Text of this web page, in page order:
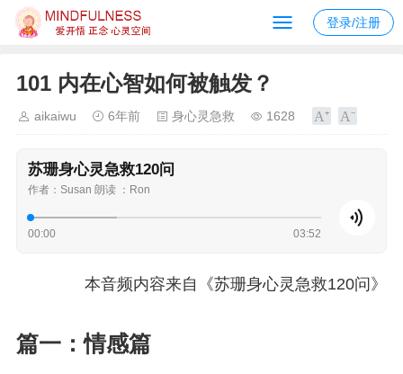
登录/注册
101 内在心智如何被触发？
aikaiwu 6年前 身心灵急救 1628
苏珊身心灵急救120问
作者：Susan 朗读 ：Ron
00:00 03:52
本音频内容来自《苏珊身心灵急救120问》
篇一：情感篇